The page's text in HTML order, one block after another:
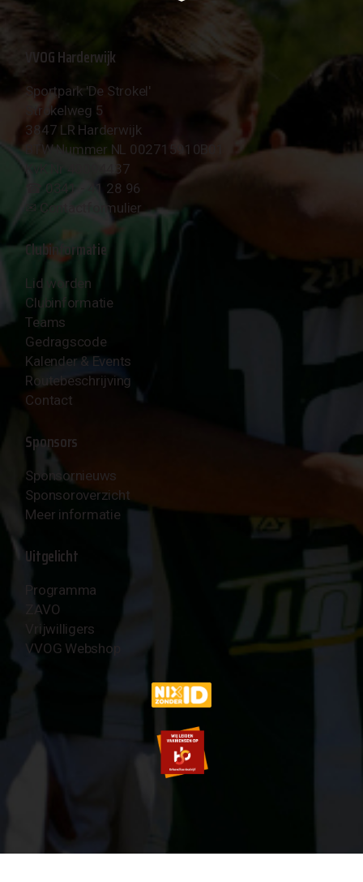
VVOG Harderwijk
Sportpark 'De Strokel'
Strokelweg 5
3847 LR Harderwijk
BTW Nummer NL 002715910B01
KvK Nr 40094437
☎︎ 0341 - 41 28 96
✉︎ Contactformulier
Clubinformatie
Lid worden
Clubinformatie
Teams
Gedragscode
Kalender & Events
Routebeschrijving
Contact
Sponsors
Sponsornieuws
Sponsoroverzicht
Meer informatie
Uitgelicht
Programma
ZAVO
Vrijwilligers
VVOG Webshop